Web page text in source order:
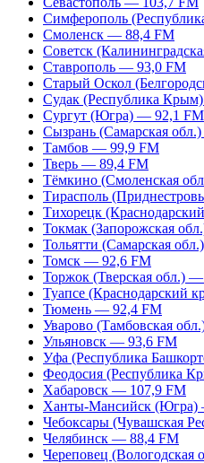
Симферополь
Смоленск — 88,4 FM
Советск
Ставрополь — 93,0 FM
Старый Оскол
Судак (Республика
Сургут (Югра) — 92,1 FM
Сызрань (Самарская
Тамбов — 99,9 FM
Тверь — 89,4 FM
Тёмкино (Смоленская
Тирасполь
Тихорецк
Токмак (Запорожская
Тольятти (Самарская
Томск — 92,6 FM
Торжок (Тверская обл.)
Туапсе (Краснодарский
Тюмень — 92,4 FM
Уварово (Тамбовская
Ульяновск — 93,6 FM
Уфа (Республика
Феодосия (Республика
Хабаровск — 107,9 FM
Ханты-Мансийск (Югра)
Чебоксары (Чувашская
Челябинск — 88,4 FM
Череповец